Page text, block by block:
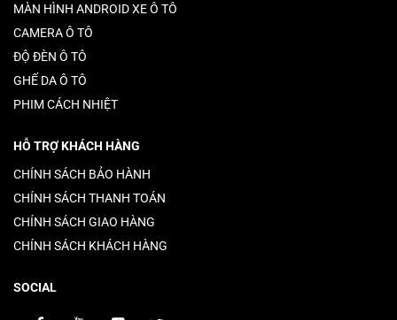
MÀN HÌNH ANDROID XE Ô TÔ
CAMERA Ô TÔ
ĐỘ ĐÈN Ô TÔ
GHẾ DA Ô TÔ
PHIM CÁCH NHIỆT
HỖ TRỢ KHÁCH HÀNG
CHÍNH SÁCH BẢO HÀNH
CHÍNH SÁCH THANH TOÁN
CHÍNH SÁCH GIAO HÀNG
CHÍNH SÁCH KHÁCH HÀNG
SOCIAL